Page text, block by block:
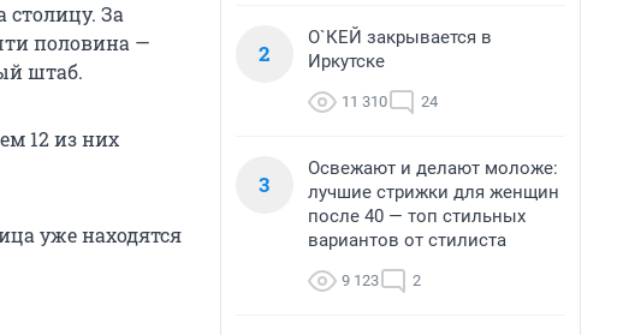
столицу. За
половина —
штаб.
12 из них
уже находятся
2
О`КЕЙ закрывается в
Иркутске
11 310 24
3
Освежают и делают моложе:
лучшие стрижки для женщин
после 40 — топ стильных
вариантов от стилиста
9 123 2